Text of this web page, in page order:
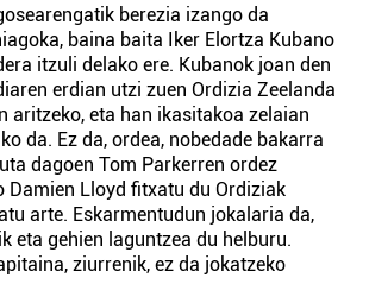
berezia izango da
baina baita Iker Elortza Kubano
itzuli delako ere. Kubanok joan den
erdian utzi zuen Ordizia Zeelanda
aritzeko, eta han ikasitakoa zelaian
da. Ez da, ordea, nobedade bakarra
dagoen Tom Parkerren ordez
Damien Lloyd fitxatu du Ordiziak
arte. Eskarmentudun jokalaria da,
eta gehien laguntzea du helburu.
ziurrenik, ez da jokatzeko